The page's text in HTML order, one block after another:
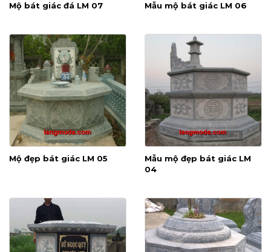
Mộ bát giác đá LM 07 Mẫu mộ bát giác LM 06
Mộ đẹp bát giác LM 05
Mẫu mộ đẹp bát giác LM
04